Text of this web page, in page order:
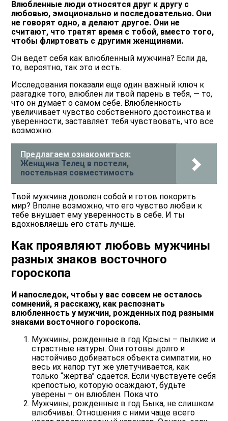
Влюбленные люди относятся друг к другу с
любовью, эмоционально и последовательно. Они
не говорят одно, а делают другое. Они не
считают, что тратят время с тобой, вместо того,
чтобы флиртовать с другими женщинами.
Он ведет себя как влюбленный мужчина? Если да,
то, вероятно, так это и есть.
Исследования показали еще один важный ключ к
разгадке того, влюблен ли твой парень в тебя, — то,
что он думает о самом себе. Влюбленность
увеличивает чувство собственного достоинства и
уверенности, заставляет тебя чувствовать, что все
возможно.
Предлагаем ознакомиться:
Женщина Телец в постели,
постельная совместимость
Твой мужчина доволен собой и готов покорить
мир? Вполне возможно, что его чувство любви к
тебе внушает ему уверенность в себе. И ты
вдохновляешь его стать лучше.
Как проявляют любовь мужчины
разных знаков восточного
гороскопа
И напоследок, чтобы у вас совсем не осталось
сомнений, я расскажу, как распознать
влюбленность у мужчин, рожденных под разными
знаками восточного гороскопа.
Мужчины, рожденные в год Крысы – пылкие и
страстные натуры. Они готовы долго и
настойчиво добиваться объекта симпатии, но
весь их напор тут же улетучивается, как
только “жертва” сдается. Если чувствуете себя
крепостью, которую осаждают, будьте
уверены – он влюблен. Пока что.
Мужчины, рожденные в год Быка, не слишком
влюбчивы. Отношения с ними чаще всего